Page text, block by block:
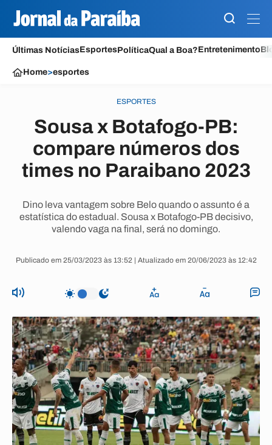
Últimas NotíciasEsportesPolíticaQual a Boa?Entretenimento
Home>esportes
ESPORTES
Sousa x Botafogo-PB:
compare números dos
times no Paraibano 2023
Dino leva vantagem sobre Belo quando o assunto é a
estatística do estadual. Sousa x Botafogo-PB decisivo,
valendo vaga na final, será no domingo.
Publicado em 25/03/2023 às 13:52 | Atualizado em 20/06/2023 às 12:42